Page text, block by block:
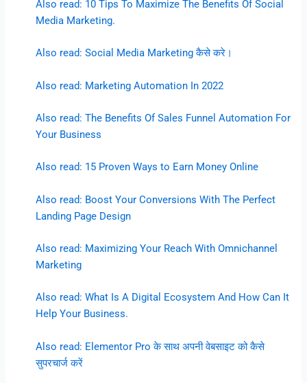
Also read: 10 Tips To Maximize The Benefits Of Social
Media Marketing.
Also read: Social Media Marketing कैसे करे।
Also read: Marketing Automation In 2022
Also read: The Benefits Of Sales Funnel Automation For
Your Business
Also read: 15 Proven Ways to Earn Money Online
Also read: Boost Your Conversions With The Perfect
Landing Page Design
Also read: Maximizing Your Reach With Omnichannel
Marketing
Also read: What Is A Digital Ecosystem And How Can It
Help Your Business.
Also read: Elementor Pro के साथ अपनी वेबसाइट को कैसे
सुपरचार्ज करें